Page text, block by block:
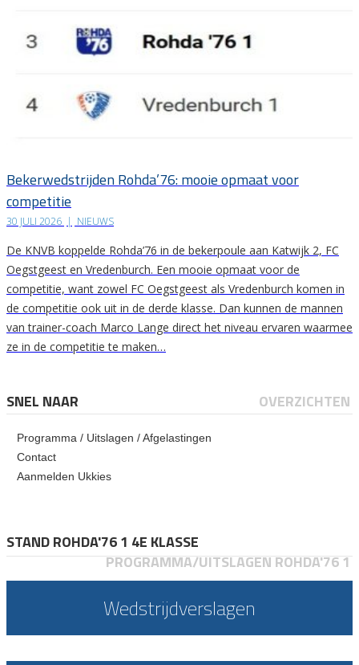
Bekerwedstrijden Rohda’76: mooie opmaat voor
competitie
30 JULI 2026 | NIEUWS
De KNVB koppelde Rohda’76 in de bekerpoule aan Katwijk 2, FC
Oegstgeest en Vredenburch. Een mooie opmaat voor de
competitie, want zowel FC Oegstgeest als Vredenburch komen in
de competitie ook uit in de derde klasse. Dan kunnen de mannen
van trainer-coach Marco Lange direct het niveau ervaren waarmee
ze in de competitie te maken…
SNEL NAAR OVERZICHTEN
Programma / Uitslagen / Afgelastingen
Contact
Aanmelden Ukkies
STAND ROHDA'76 1 4E KLASSE
PROGRAMMA/UITSLAGEN ROHDA'76 1
Wedstrijdverslagen